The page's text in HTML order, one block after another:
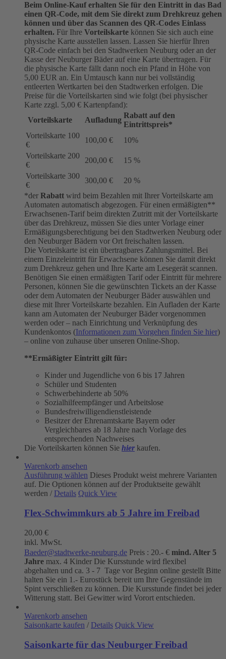
Beim Online-Kauf erhalten Sie für den Eintritt in das Bad
einen QR-Code, mit dem Sie direkt zum Drehkreuz gehen
können und über das Scannen des QR-Codes Einlass
erhalten. Für Ihre Vorteilskarte können Sie sich auch eine
physische Karte ausstellen lassen. Lassen Sie hierfür Ihren
QR-Code einfach bei den Stadtwerken Neuburg oder an der
Kasse der Neuburger Bäder auf eine Karte übertragen. Für
die physische Karte fällt dann noch ein Pfand in Höhe von
5,00 EUR an. Ein Umtausch kann nur bei vollständig
entleerten Wertkarten bei den Stadtwerken erfolgen. Die
Preise für die Vorteilskarten sind wie folgt (bei physischer
Karte zzgl. 5,00 € Kartenpfand):
Vorteilskarte
Aufladung
Rabatt auf den
Eintrittspreis*
Vorteilskarte 100
€
100,00 €
10%
Vorteilskarte 200
€
200,00 €
15 %
Vorteilskarte 300
€
300,00 €
20 %
*der Rabatt wird beim Bezahlen mit Ihrer Vorteilskarte am
Automaten automatisch abgezogen. Für einen ermäßigten**
Erwachsenen-Tarif beim direkten Zutritt mit der Vorteilskarte
über das Drehkreuz, müssen Sie dies unter Vorlage einer
Ermäßigungsberechtigung bei den Stadtwerken Neuburg oder
den Neuburger Bädern vor Ort freischalten lassen.
Die Vorteilskarte ist ein übertragbares Zahlungsmittel. Bei
einem Einzeleintritt für Erwachsene können Sie damit direkt
zum Drehkreuz gehen und Ihre Karte am Lesegerät scannen.
Benötigen Sie einen ermäßigten Tarif oder Eintritt für mehrere
Personen, können Sie die gewünschten Tickets an der Kasse
oder dem Automaten der Neuburger Bäder auswählen und
diese mit Ihrer Vorteilskarte bezahlen. Ein Aufladen der Karte
kann am Automaten der Neuburger Bäder vorgenommen
werden oder – nach Einrichtung und Verknüpfung des
Kundenkontos (Informationen zum Vorgehen finden Sie hier)
– online von zuhause über unseren Online-Shop.
**Ermäßigter Eintritt gilt für:
Kinder und Jugendliche von 6 bis 17 Jahren
Schüler und Studenten
Schwerbehinderte ab 50%
Sozialhilfeempfänger und Arbeitslose
Bundesfreiwilligendienstleistende
Besitzer der Ehrenamtskarte Bayern oder
Vergleichbares ab 18 Jahre nach Vorlage des
entsprechenden Nachweises
Die Vorteilskarten können Sie hier kaufen.
Warenkorb ansehen
Ausführung wählen Dieses Produkt weist mehrere Varianten
auf. Die Optionen können auf der Produktseite gewählt
werden / Details Quick View
Flex-Schwimmkurs ab 5 Jahre im Freibad
20,00 €
inkl. MwSt.
Baeder@stadtwerke-neuburg.de Preis : 20.- € mind. Alter 5
Jahre max. 4 Kinder Die Kursstunde wird flexibel
abgehalten und ca. 3 - 7 Tage vor Beginn online gestellt Bitte
halten Sie ein 1.- Eurostück bereit um Ihre Gegenstände im
Spint verschließen zu können. Die Kursstunde findet bei jeder
Witterung statt. Bei Gewitter wird Vorort entschieden.
Warenkorb ansehen
Saisonkarte kaufen / Details Quick View
Saisonkarte für das Neuburger Freibad